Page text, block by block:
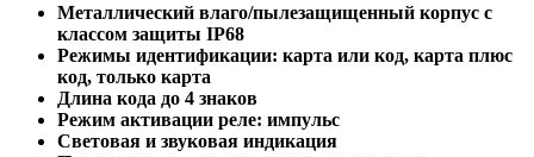
Металлический влаго/пылезащищенный корпус с
классом защиты IP68
Режимы идентификации: карта или код, карта плюс
код, только карта
Длина кода до 4 знаков
Режим активации реле: импульс
Световая и звуковая индикация